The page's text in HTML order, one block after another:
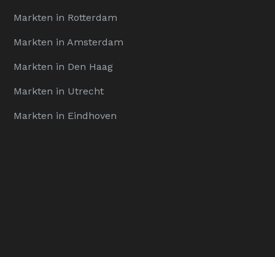
Markten in Rotterdam
Markten in Amsterdam
Markten in Den Haag
Markten in Utrecht
Markten in Eindhoven